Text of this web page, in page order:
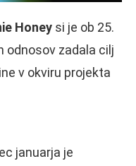
Honey si je ob 25.
odnosov zadala cilj
v okviru projekta
januarja je